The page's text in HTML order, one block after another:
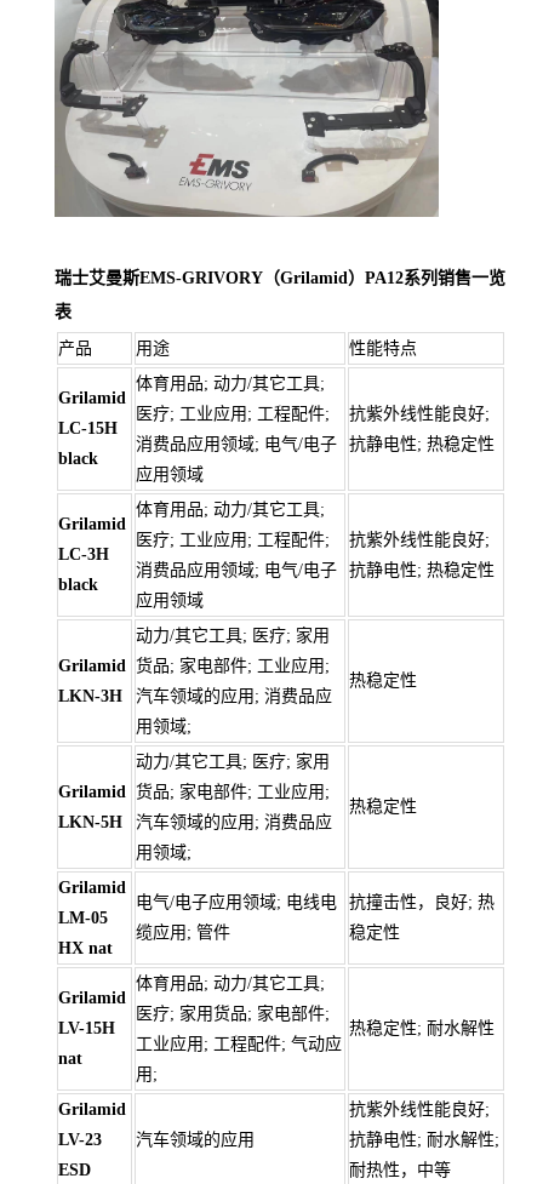
瑞士艾曼斯EMS-GRIVORY（Grilamid）PA12系列销售一览
表
产品
用途 性能特点
Grilamid
LC-15H
black
体育用品; 动力/其它工具;
医疗; 工业应用; 工程配件;
消费品应用领域; 电气/电子
应用领域
抗紫外线性能良好;
抗静电性; 热稳定性
Grilamid
LC-3H
black
体育用品; 动力/其它工具;
医疗; 工业应用; 工程配件;
消费品应用领域; 电气/电子
应用领域
抗紫外线性能良好;
抗静电性; 热稳定性
Grilamid
LKN-3H
动力/其它工具; 医疗; 家用
货品; 家电部件; 工业应用;
汽车领域的应用; 消费品应
用领域;
热稳定性
Grilamid
LKN-5H
动力/其它工具; 医疗; 家用
货品; 家电部件; 工业应用;
汽车领域的应用; 消费品应
用领域;
热稳定性
Grilamid
LM-05
HX nat
电气/电子应用领域; 电线电
缆应用; 管件
抗撞击性，良好; 热
稳定性
Grilamid
LV-15H
nat
体育用品; 动力/其它工具;
医疗; 家用货品; 家电部件;
工业应用; 工程配件; 气动应
用;
热稳定性; 耐水解性
Grilamid
LV-23
ESD
汽车领域的应用
抗紫外线性能良好;
抗静电性; 耐水解性;
耐热性，中等